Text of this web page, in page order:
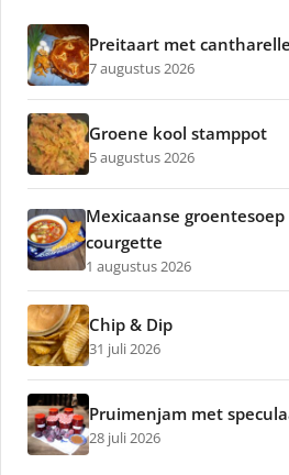
Preitaart met
7 augustus 2026
Groene kool stamppot
5 augustus 2026
Mexicaanse
courgette
1 augustus 2026
Chip & Dip
31 juli 2026
Pruimenjam met
28 juli 2026